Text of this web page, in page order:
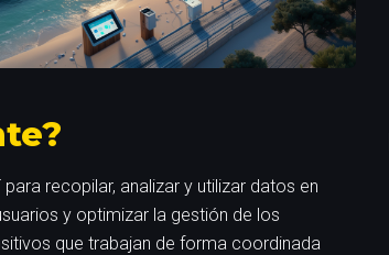
recopilar, analizar y utilizar datos en
y optimizar la gestión de los
que trabajan de forma coordinada